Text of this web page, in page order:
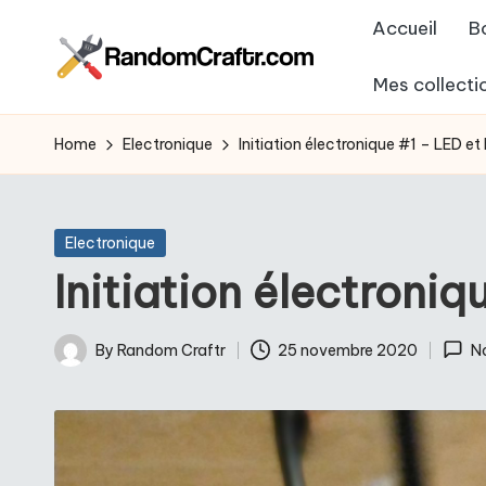
contentR
a
d
o
m
C
r
d’un
touche
tout
Accueil
Mes
Home Electronique Initiation électronique #1 – LED
Posted
Electronique
Initiation
Posted
By Random Craftr 25 novembre 2020